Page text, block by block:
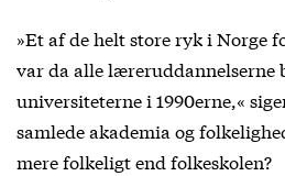
»Et af de helt store ryk i Norge
var da alle læreruddannelserne
universiteterne i 1990erne,«
samlede akademia og
mere folkeligt end folkeskolen?